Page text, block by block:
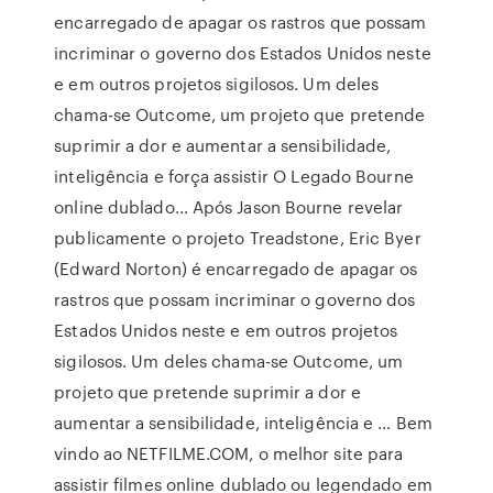
encarregado de apagar os rastros que possam
incriminar o governo dos Estados Unidos neste
e em outros projetos sigilosos. Um deles
chama-se Outcome, um projeto que pretende
suprimir a dor e aumentar a sensibilidade,
inteligência e força assistir O Legado Bourne
online dublado… Após Jason Bourne revelar
publicamente o projeto Treadstone, Eric Byer
(Edward Norton) é encarregado de apagar os
rastros que possam incriminar o governo dos
Estados Unidos neste e em outros projetos
sigilosos. Um deles chama-se Outcome, um
projeto que pretende suprimir a dor e
aumentar a sensibilidade, inteligência e … Bem
vindo ao NETFILME.COM, o melhor site para
assistir filmes online dublado ou legendado em